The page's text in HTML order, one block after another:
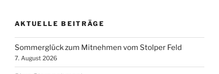
AKTUELLE BEITRÄGE
Sommerglück zum Mitnehmen vom Stolper Feld
7. August 2026